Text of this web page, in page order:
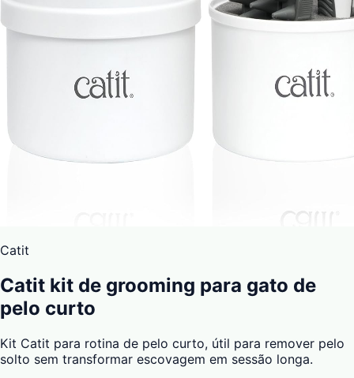
Catit
Catit kit de grooming para gato de
pelo curto
Kit Catit para rotina de pelo curto, útil para remover pelo
solto sem transformar escovagem em sessão longa.